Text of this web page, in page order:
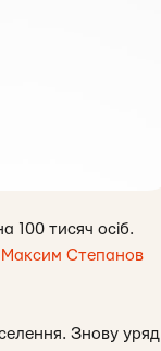
100 тисяч осіб.
Максим Степанов
Знову уряд